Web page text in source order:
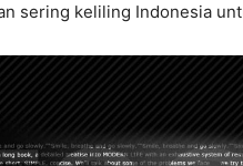
sering keliling Indonesia